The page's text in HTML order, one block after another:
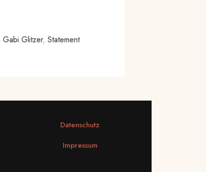
Gabi Glitzer, Statement
Datenschutz
Impressum